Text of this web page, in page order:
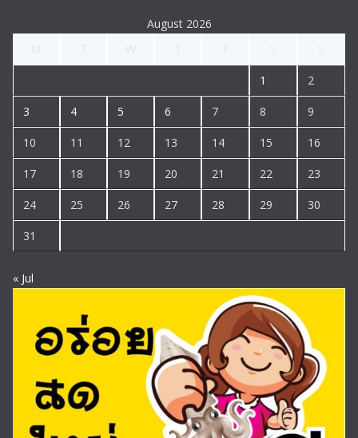
August 2026
1 2
3 4 5 6 7 8 9
10 11 12 13 14 15 16
17 18 19 20 21 22 23
24 25 26 27 28 29 30
31
« Jul